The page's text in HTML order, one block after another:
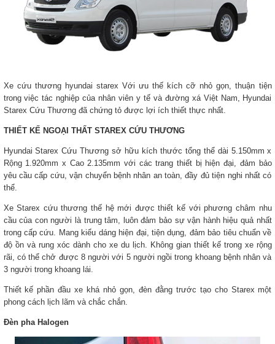
Xe cứu thương hyundai starex Với ưu thế kích cỡ nhỏ gọn, thuận tiện
trong việc tác nghiệp của nhân viên y tế và đường xá Việt Nam, Hyundai
Starex Cứu Thương đã chứng tỏ được lợi ích thiết thực nhất.
THIẾT KẾ NGOẠI THẤT STAREX CỨU THƯƠNG
Hyundai Starex Cứu Thương sở hữu kích thước tổng thể dài 5.150mm x
Rộng 1.920mm x Cao 2.135mm với các trang thiết bị hiện đại, đảm bảo
yêu cầu cấp cứu, vận chuyển bệnh nhân an toàn, đầy đủ tiện nghi nhất có
thể.
Xe Starex cứu thương thế hệ mới được thiết kế với phương châm nhu
cầu của con người là trung tâm, luôn đảm bảo sự vận hành hiệu quả nhất
trong cấp cứu. Mang kiểu dáng hiện đại, tiện dụng, đảm bảo tiêu chuẩn về
độ ồn và rung xóc dành cho xe du lịch. Không gian thiết kế trong xe rộng
rãi, có thể chở được 8 người với 5 người ngồi trong khoang bệnh nhân và
3 người trong khoang lái.
Thiết kế phần đầu xe khá nhỏ gọn, đèn đằng trước tạo cho Starex một
phong cách lịch lãm và chắc chắn.
Đèn pha Halogen